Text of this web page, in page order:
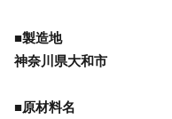
■製造地
神奈川県大和市
■原材料名